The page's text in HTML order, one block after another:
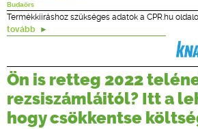
ÉPÍTÉSI JOG
ONLINE
TERVEZÉSI
Budaörs
Termékkiíráshoz szükséges adatok a CPR.hu
tovább
Ön is retteg 2022
rezsiszámláitól? Itt a
hogy csökkentse